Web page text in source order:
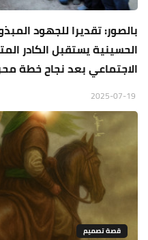
بالصور: تقديرا للجهود
الحسينية يستقبل الكادر
الاجتماعي بعد نجاح خطة
قصة تصميم